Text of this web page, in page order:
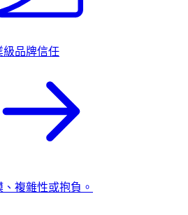
級品牌信任
複雜性或抱負。